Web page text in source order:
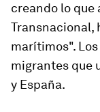
creando lo que
Transnacional,
marítimos".
migrantes que
y España.